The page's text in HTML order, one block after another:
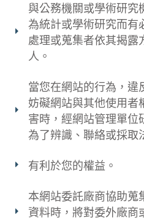
與公務機關或學術研究
為統計或學術研究而有
處理或蒐集者依其揭露
人。
當您在網站的行為，違
妨礙網站與其他使用者
害時，經網站管理單位
為了辨識、聯絡或採取
有利於您的權益。
本網站委託廠商協助蒐
資料時，將對委外廠商